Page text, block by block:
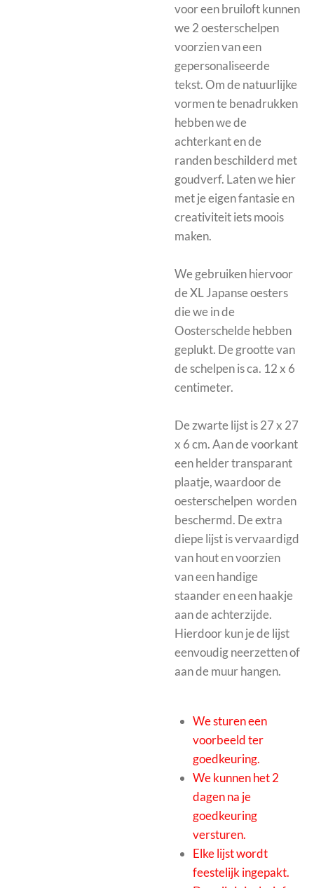
voor een bruiloft kunnen
we 2 oesterschelpen
voorzien van een
gepersonaliseerde
tekst. Om de natuurlijke
vormen te benadrukken
hebben we de
achterkant en de
randen beschilderd met
goudverf. Laten we hier
met je eigen fantasie en
creativiteit iets moois
maken.
We gebruiken hiervoor
de XL Japanse oesters
die we in de
Oosterschelde hebben
geplukt. De grootte van
de schelpen is ca. 12 x 6
centimeter.
De zwarte lijst is27 x 27
x 6 cm. Aan de voorkant
een helder transparant
plaatje, waardoor de
oesterschelpen worden
beschermd. De extra
diepe lijst is vervaardigd
van hout en voorzien
van een handige
staander en een haakje
aan de achterzijde.
Hierdoor kun je de lijst
eenvoudig neerzetten of
aan de muur hangen.
We sturen een
voorbeeld ter
goedkeuring.
We kunnen het 2
dagen na je
goedkeuring
versturen.
Elke lijst wordt
feestelijk ingepakt.